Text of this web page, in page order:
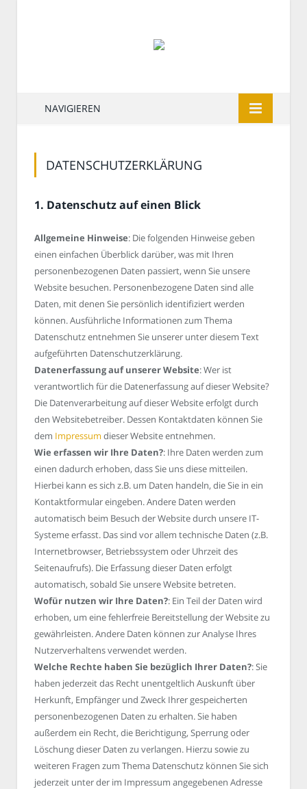
NAVIGIEREN
DATENSCHUTZERKLÄRUNG
1. Datenschutz auf einen Blick
Allgemeine Hinweise: Die folgenden Hinweise geben
einen einfachen Überblick darüber, was mit Ihren
personenbezogenen Daten passiert, wenn Sie unsere
Website besuchen. Personenbezogene Daten sind alle
Daten, mit denen Sie persönlich identifiziert werden
können. Ausführliche Informationen zum Thema
Datenschutz entnehmen Sie unserer unter diesem Text
aufgeführten Datenschutzerklärung.
Datenerfassung auf unserer Website: Wer ist
verantwortlich für die Datenerfassung auf dieser Website?
Die Datenverarbeitung auf dieser Website erfolgt durch
den Websitebetreiber. Dessen Kontaktdaten können Sie
dem Impressum dieser Website entnehmen.
Wie erfassen wir Ihre Daten?: Ihre Daten werden zum
einen dadurch erhoben, dass Sie uns diese mitteilen.
Hierbei kann es sich z.B. um Daten handeln, die Sie in ein
Kontaktformular eingeben. Andere Daten werden
automatisch beim Besuch der Website durch unsere IT-
Systeme erfasst. Das sind vor allem technische Daten (z.B.
Internetbrowser, Betriebssystem oder Uhrzeit des
Seitenaufrufs). Die Erfassung dieser Daten erfolgt
automatisch, sobald Sie unsere Website betreten.
Wofür nutzen wir Ihre Daten?: Ein Teil der Daten wird
erhoben, um eine fehlerfreie Bereitstellung der Website zu
gewährleisten. Andere Daten können zur Analyse Ihres
Nutzerverhaltens verwendet werden.
Welche Rechte haben Sie bezüglich Ihrer Daten?: Sie
haben jederzeit das Recht unentgeltlich Auskunft über
Herkunft, Empfänger und Zweck Ihrer gespeicherten
personenbezogenen Daten zu erhalten. Sie haben
außerdem ein Recht, die Berichtigung, Sperrung oder
Löschung dieser Daten zu verlangen. Hierzu sowie zu
weiteren Fragen zum Thema Datenschutz können Sie sich
jederzeit unter der im Impressum angegebenen Adresse